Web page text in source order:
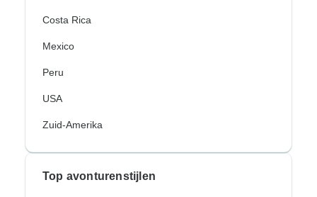
Costa Rica
Mexico
Peru
USA
Zuid-Amerika
Top avonturenstijlen